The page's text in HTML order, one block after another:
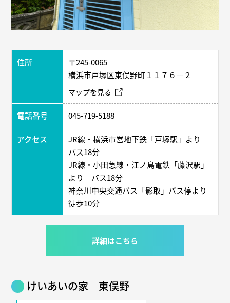
住所
〒245-0065
横浜市戸塚区東俣野町１１７６－２
マップを見る
電話番号 045-719-5188
アクセス
JR線・横浜市営地下鉄「戸塚駅」より
バス18分
JR線・小田急線・江ノ島電鉄「藤沢駅」
より バス18分
神奈川中央交通バス「影取」バス停より
徒歩10分
詳細はこちら
けいあいの家 東俣野